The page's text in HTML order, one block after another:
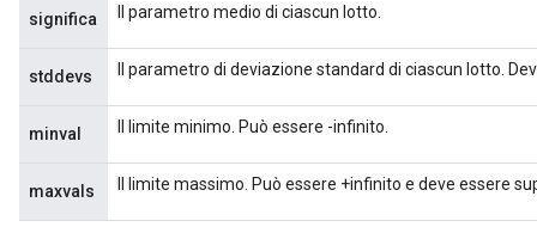
significa Il parametro medio di ciascun lotto.
stddevs Il parametro di deviazione standard di ciascun lotto.
minval Il limite minimo. Può essere -infinito.
maxvals Il limite massimo. Può essere +infinito e deve essere